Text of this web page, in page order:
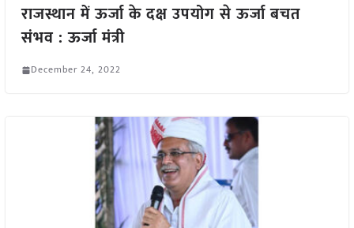
राजस्थान में ऊर्जा के दक्ष उपयोग से ऊर्जा बचत
संभव : ऊर्जा मंत्री
December 24, 2022